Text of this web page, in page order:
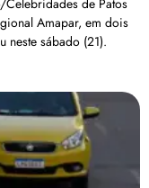
de Patos
Amapar, em dois
neste sábado (21).